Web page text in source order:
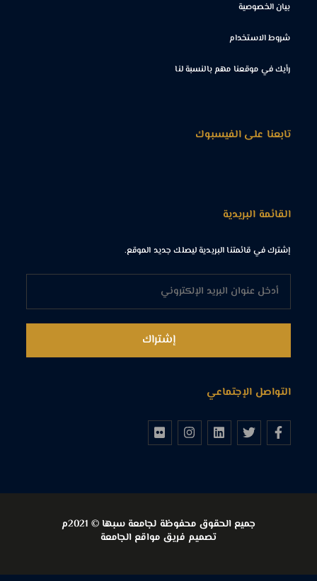
بيان الخصوصية
شروط الاستخدام
رأيك في موقعنا مهم بالنسبة لنا
تابعنا على الفيسبوك
القائمة البريدية
إشترك في قائمتنا البريدية ليصلك جديد الموقع.
التواصل الإجتماعي
جميع الحقوق محفوظة لجامعة سبها © 2021م
تصميم فريق مواقع الجامعة